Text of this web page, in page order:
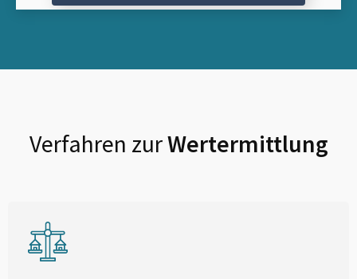
Verfahren zurWertermittlung